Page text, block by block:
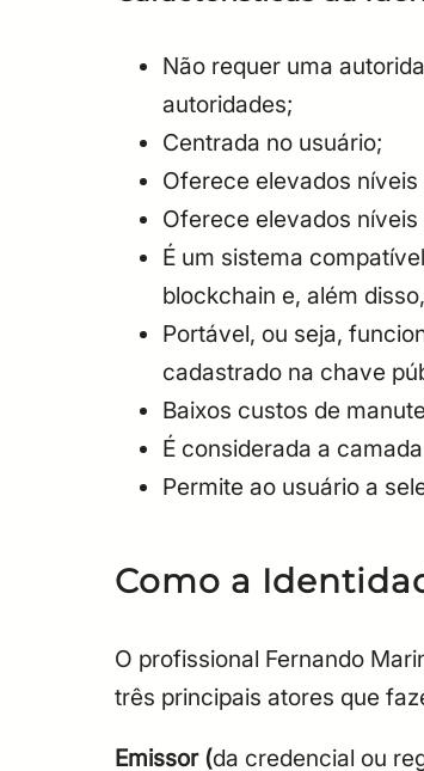
Não requer uma
autoridades;
Centrada no usuário;
Oferece elevados
Oferece elevados
É um sistema
blockchain e, além
Portável, ou seja,
cadastrado na chave
Baixos custos de
É considerada a
Permite ao usuário a
Como a
O profissional Fernando
três principais atores que
Emissor (da credencial ou